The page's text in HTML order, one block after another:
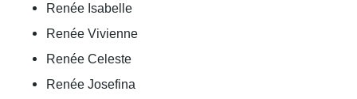
Renée Isabelle
Renée Vivienne
Renée Celeste
Renée Josefina